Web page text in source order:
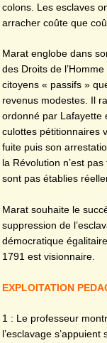
colons. Les esclaves
arracher coûte que
Marat englobe dans
des Droits de
citoyens « passifs »
revenus modestes. Il
ordonné par Lafayette
culottes pétitionnaires
fuite puis son
la Révolution n’est
sont pas établies
Marat souhaite le
suppression de
démocratique
1791 est visionnaire.
EXPLOITATION
1 : Le professeur
l’esclavage